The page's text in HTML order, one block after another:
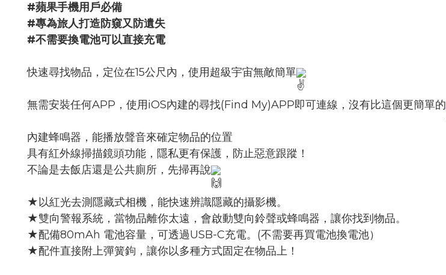
#蘋果手機用戶必備
#專為旅人打造防窺又防遺失
#不需要換電池可以直接充電
快速尋找物品，定位在15公尺內，使用超級宇宙無敵簡單
無需安裝任何APP，使用iOS內建的尋找(Find My)APP即可連線，沒有比這個更簡單的
內建蜂鳴器，能播放聲音來確定物品的位置
具有紅外線掃描鏡頭功能，隱私更有保護，防止惡意跟蹤！
不論是去飯店還是公共廁所，先掃再說
★以紅光去測隱藏式相機，能快速辨識隱藏的攝影機。
★雙向警報系統，當物品離你太遠，會啟動雙向鈴聲或蜂鳴器，讓你找到物品。
★配備80mAh 電池容量，可透過USB-C充電。(不需要再買電池換電池）
★配件直接附上彈簧鉤，讓你以多種方式固定在物品上！